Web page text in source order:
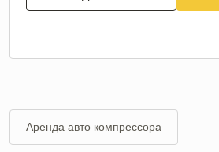
Аренда авто компрессора